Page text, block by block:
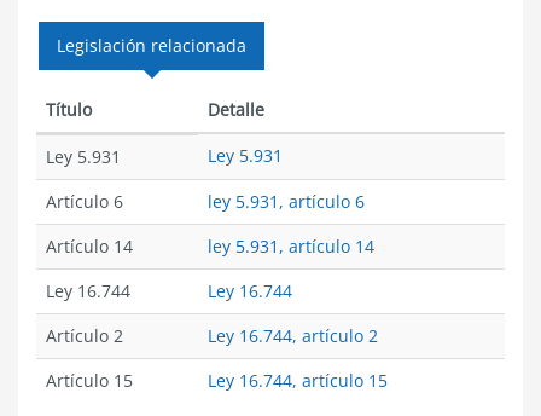
Legislación relacionada
Título Detalle
Ley 5.931
Ley 5.931
Artículo 6
ley 5.931, artículo 6
Artículo 14
ley 5.931, artículo 14
Ley 16.744
Ley 16.744
Artículo 2
Ley 16.744, artículo 2
Artículo 15
Ley 16.744, artículo 15